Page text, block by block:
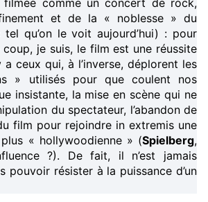
comme un concert de rock,
et de la « noblesse » du
tel qu’on le voit aujourd’hui) : pour
je suis, le film est une réussite
ceux qui, à l’inverse, déplorent les
» utilisés pour que coulent nos
insistante, la mise en scène qui ne
du spectateur, l’abandon de
film pour rejoindre in extremis une
« hollywoodienne » (Spielberg,
?). De fait, il n’est jamais
pouvoir résister à la puissance d’un